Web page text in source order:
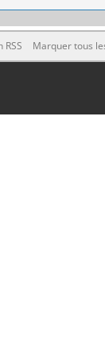
RSS Marquer tous